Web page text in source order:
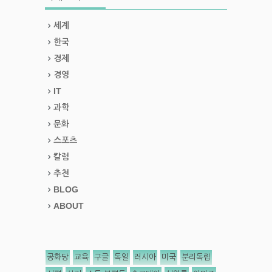
세계
한국
경제
경영
IT
과학
문화
스포츠
칼럼
추천
BLOG
ABOUT
공화당 교육 구글 독일 러시아 미국 분리독립